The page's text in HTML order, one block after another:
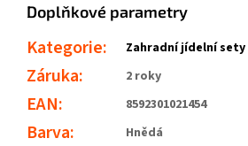
Doplňkové parametry
Kategorie: Zahradní jídelní
Záruka: 2 roky
EAN: 8592301021454
Barva: Hnědá